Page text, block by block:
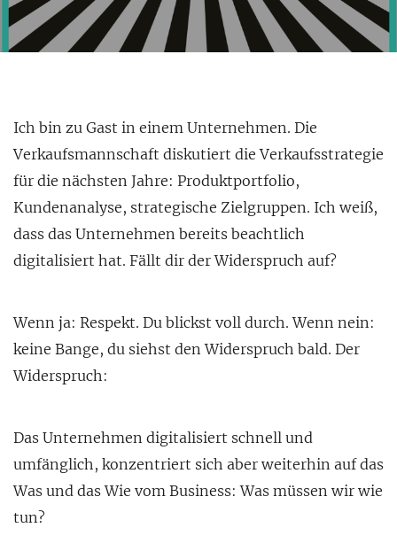
Ich bin zu Gast in einem Unternehmen. Die
Verkaufsmannschaft diskutiert die Verkaufsstrategie
für die nächsten Jahre: Produktportfolio,
Kundenanalyse, strategische Zielgruppen. Ich weiß,
dass das Unternehmen bereits beachtlich
digitalisiert hat. Fällt dir der Widerspruch auf?
Wenn ja: Respekt. Du blickst voll durch. Wenn nein:
keine Bange, du siehst den Widerspruch bald. Der
Widerspruch:
Das Unternehmen digitalisiert schnell und
umfänglich, konzentriert sich aber weiterhin auf das
Was und das Wie vom Business: Was müssen wir wie
tun?